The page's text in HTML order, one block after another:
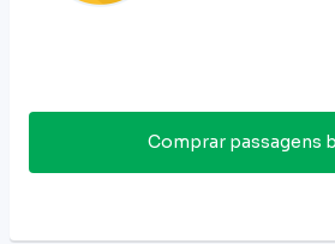
Comprar passagens